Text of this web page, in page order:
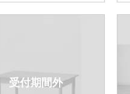
受付期間外